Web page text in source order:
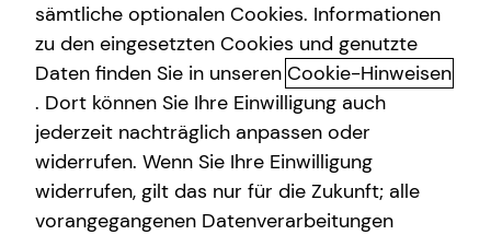
Erlaubnis nach § 34d GewO​
Aufsichtsbehörde:
IHK Ostbrandenburg
Puschkinstraße 12 b
15236 Frankfurt (Oder)
sämtliche optionalen Cookies. Informationen
zu den eingesetzten Cookies und genutzte
Daten finden Sie in unseren Cookie-Hinweisen
. Dort können Sie Ihre Einwilligung auch
jederzeit nachträglich anpassen oder
widerrufen. Wenn Sie Ihre Einwilligung
widerrufen, gilt das nur für die Zukunft; alle
vorangegangenen Datenverarbeitungen